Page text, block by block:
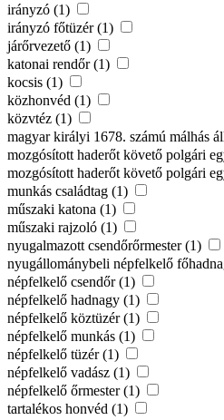
irányzó (1)
irányzó főtüzér (1)
járőrvezető (1)
katonai rendőr (1)
kocsis (1)
közhonvéd (1)
közvtéz (1)
magyar királyi 1678. számú málhás
mozgósított haderőt követő polgári
mozgósított haderőt követő polgári
munkás családtag (1)
műszaki katona (1)
műszaki rajzoló (1)
nyugalmazott csendőrőrmester (1)
nyugállománybeli népfelkelő
népfelkelő csendőr (1)
népfelkelő hadnagy (1)
népfelkelő köztüzér (1)
népfelkelő munkás (1)
népfelkelő tüzér (1)
népfelkelő vadász (1)
népfelkelő őrmester (1)
tartalékos honvéd (1)